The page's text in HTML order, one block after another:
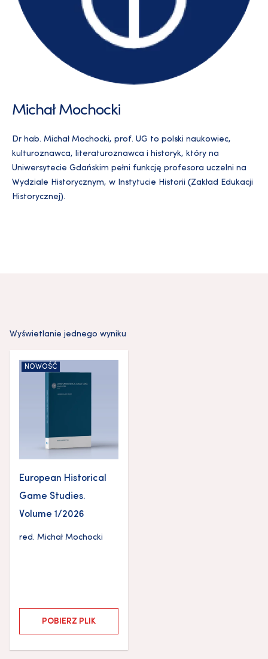
Michał Mochocki
Dr hab. Michał Mochocki, prof. UG to polski naukowiec,
kulturoznawca, literaturoznawca i historyk, który na
Uniwersytecie Gdańskim pełni funkcję profesora uczelni na
Wydziale Historycznym, w Instytucie Historii (Zakład Edukacji
Historycznej).
Wyświetlanie jednego wyniku
NOWOŚĆ
European Historical
Game Studies.
Volume 1/2026
red. Michał Mochocki
POBIERZ PLIK